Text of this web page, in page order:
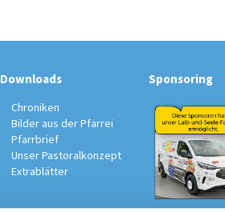
Downloads
Chroniken
Bilder aus der Pfarrei
Pfarrbrief
Unser Pastoralkonzept
Extrablätter
Sponsoring